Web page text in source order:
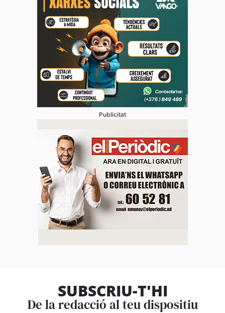
Publicitat
SUBSCRIU-T'HI
De la redacció al teu dispositiu